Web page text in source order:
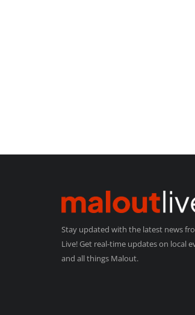
Stay updated with the latest news
Live! Get real-time updates on local
and all things Malout.